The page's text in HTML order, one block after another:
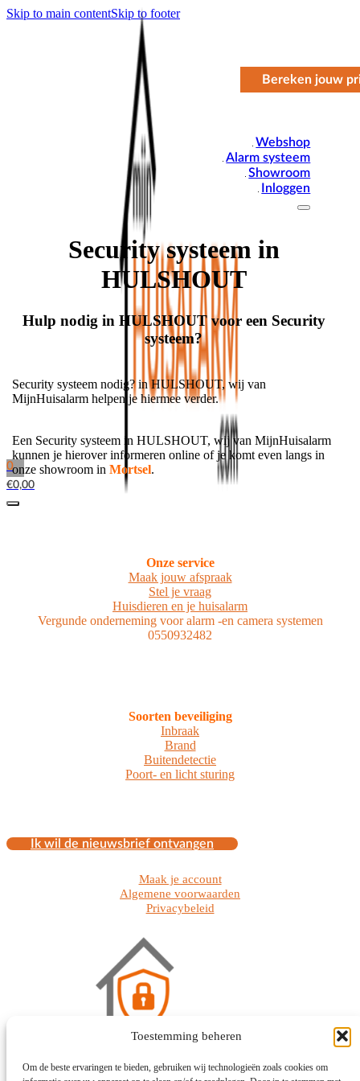
Toestemming beheren
Om de beste ervaringen te bieden, gebruiken wij technologieën zoals cookies om
Skip to main contentSkip to footer
Webshop
Alarm systeem
Showroom
Inloggen
Bereken jouw
0
€0,00
Security systeem in
HULSHOUT
Hulp nodig in HULSHOUT voor een Security
systeem?
Security systeem nodig? in HULSHOUT, wij van
MijnHuisalarm helpen je hiermee verder.
Een Security systeem in HULSHOUT, wij van MijnHuisalarm
kunnen je hierover informeren online of je komt even langs in
onze showroom in Mortsel.
Onze service
Maak jouw afspraak
Stel je vraag
Huisdieren en je huisalarm
Vergunde onderneming voor alarm -en camera systemen
0550932482
Soorten beveiliging
Inbraak
Brand
Buitendetectie
Poort- en licht sturing
Ik wil de nieuwsbrief ontvangen
Maak je account
Algemene voorwaarden
Privacybeleid